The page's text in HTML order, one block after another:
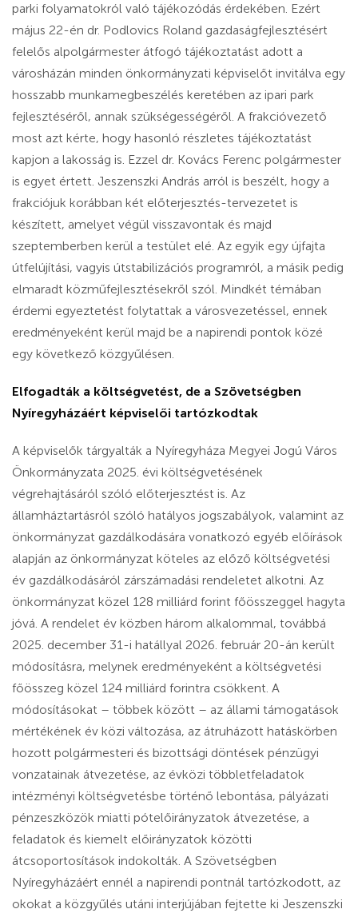
parki folyamatokról való tájékozódás érdekében. Ezért
május 22-én dr. Podlovics Roland gazdaságfejlesztésért
felelős alpolgármester átfogó tájékoztatást adott a
városházán minden önkormányzati képviselőt invitálva egy
hosszabb munkamegbeszélés keretében az ipari park
fejlesztéséről, annak szükségességéről. A frakcióvezető
most azt kérte, hogy hasonló részletes tájékoztatást
kapjon a lakosság is. Ezzel dr. Kovács Ferenc polgármester
is egyet értett. Jeszenszki András arról is beszélt, hogy a
frakciójuk korábban két előterjesztés-tervezetet is
készített, amelyet végül visszavontak és majd
szeptemberben kerül a testület elé. Az egyik egy újfajta
útfelújítási, vagyis útstabilizációs programról, a másik pedig
elmaradt közműfejlesztésekről szól. Mindkét témában
érdemi egyeztetést folytattak a városvezetéssel, ennek
eredményeként kerül majd be a napirendi pontok közé
egy következő közgyűlésen.
Elfogadták a költségvetést, de a Szövetségben
Nyíregyházáért képviselői tartózkodtak
A képviselők tárgyalták a Nyíregyháza Megyei Jogú Város
Önkormányzata 2025. évi költségvetésének
végrehajtásáról szóló előterjesztést is. Az
államháztartásról szóló hatályos jogszabályok, valamint az
önkormányzat gazdálkodására vonatkozó egyéb előírások
alapján az önkormányzat köteles az előző költségvetési
év gazdálkodásáról zárszámadási rendeletet alkotni. Az
önkormányzat közel 128 milliárd forint főösszeggel hagyta
jóvá. A rendelet év közben három alkalommal, továbbá
2025. december 31-i hatállyal 2026. február 20-án került
módosításra, melynek eredményeként a költségvetési
főösszeg közel 124 milliárd forintra csökkent. A
módosításokat – többek között – az állami támogatások
mértékének év közi változása, az átruházott hatáskörben
hozott polgármesteri és bizottsági döntések pénzügyi
vonzatainak átvezetése, az évközi többletfeladatok
intézményi költségvetésbe történő lebontása, pályázati
pénzeszközök miatti pótelőirányzatok átvezetése, a
feladatok és kiemelt előirányzatok közötti
átcsoportosítások indokolták. A Szövetségben
Nyíregyházáért ennél a napirendi pontnál tartózkodott, az
okokat a közgyűlés utáni interjújában fejtette ki Jeszenszki